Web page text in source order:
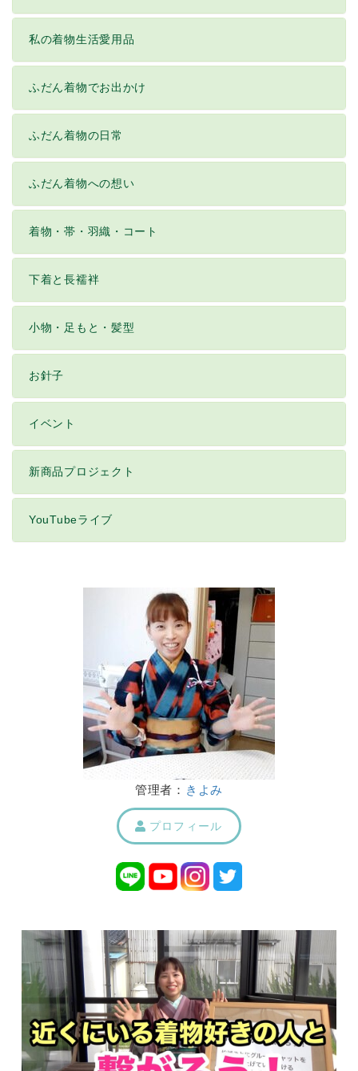
私の着物生活愛用品
ふだん着物でお出かけ
ふだん着物の日常
ふだん着物への想い
着物・帯・羽織・コート
下着と長襦袢
小物・足もと・髪型
お針子
イベント
新商品プロジェクト
YouTubeライブ
管理者： きよみ
プロフィール